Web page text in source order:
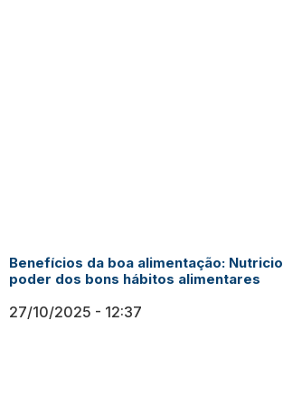
Benefícios da boa alimentação:
poder dos bons hábitos alimentares
27/10/2025 12:37